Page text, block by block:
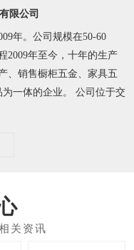
限公司
年。公司规模在50-60
2009年至今，十年的生产
、销售橱柜五金、家具五
一体的企业。 公司位于交